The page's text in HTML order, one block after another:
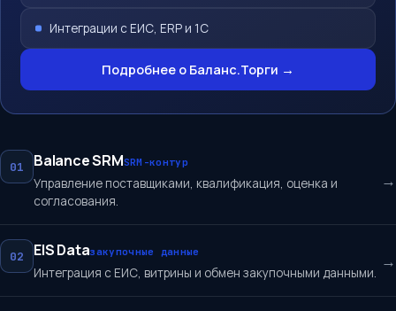
01 Balance SRMSRM-контур
Управление поставщиками, квалификация, оценка и
согласования.
→
02 EIS Dataзакупочные данные
Интеграция с ЕИС, витрины и обмен закупочными данными.
→
Интеграции с ЕИС, ERP и 1С
Подробнее о Баланс.Торги →